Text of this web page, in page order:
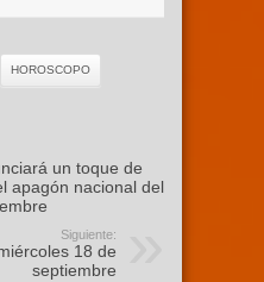
HOROSCOPO
un toque de
apagón nacional del
Siguiente:
18 de
septiembre